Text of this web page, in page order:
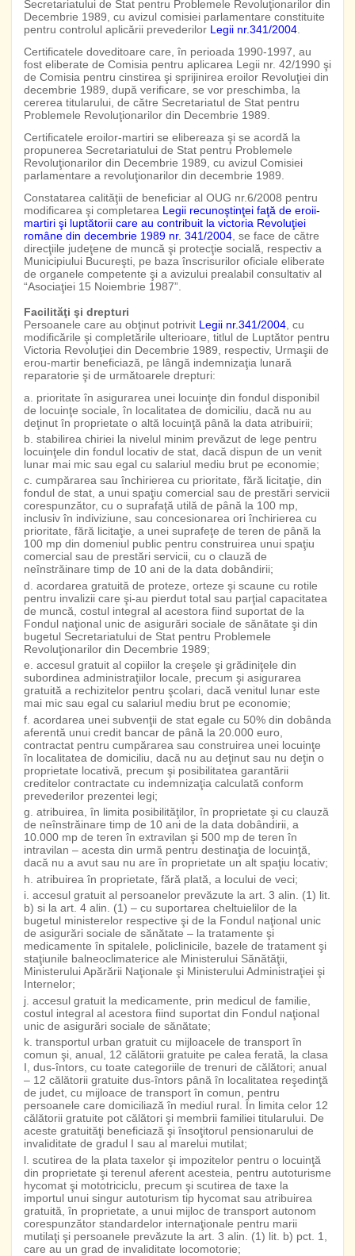
Secretariatului de Stat pentru Problemele Revoluţionarilor din
Decembrie 1989, cu avizul comisiei parlamentare constituite
pentru controlul aplicării prevederilor Legii nr.341/2004
Certificatele doveditoare care, în perioada 1990-1997, au
fost eliberate de Comisia pentru aplicarea Legii nr. 42/1990 şi
de Comisia pentru cinstirea şi sprijinirea eroilor Revoluţiei din
decembrie 1989, după verificare, se vor preschimba, la
cererea titularului, de către Secretariatul de Stat pentru
Problemele Revoluţionarilor din Decembrie 1989.
Certificatele eroilor-martiri se elibereaza şi se acordă la
propunerea Secretariatului de Stat pentru Problemele
Revoluţionarilor din Decembrie 1989, cu avizul Comisiei
parlamentare a revoluţionarilor din decembrie 1989.
Constatarea calităţii de beneficiar al OUG nr.6/2008 pentru
modificarea şi completarea Legii recunoştinţei faţă de eroii-
martiri şi luptătorii care au contribuit la victoria Revoluţiei
române din decembrie 1989 nr. 341/2004 , se face de către
direcţiile judeţene de muncă şi protecţie socială, respectiv a
Municipiului Bucureşti, pe baza înscrisurilor oficiale eliberate
de organele competente şi a avizului prealabil consultativ al
“Asociaţiei 15 Noiembrie 1987”.
Facilităţi şi drepturi
Persoanele care au obţinut potrivit Legii nr.341/2004 , cu
modificările şi completările ulterioare, titlul de Luptător pentru
Victoria Revoluţiei din Decembrie 1989, respectiv, Urmaşii de
erou-martir beneficiază, pe lângă indemnizaţia lunară
reparatorie şi de următoarele drepturi:
a. prioritate în asigurarea unei locuinţe din fondul disponibil
de locuinţe sociale, în localitatea de domiciliu, dacă nu au
deţinut în proprietate o altă locuinţă până la data atribuirii;
b. stabilirea chiriei la nivelul minim prevăzut de lege pentru
locuinţele din fondul locativ de stat, dacă dispun de un venit
lunar mai mic sau egal cu salariul mediu brut pe economie;
c. cumpărarea sau închirierea cu prioritate, fără licitaţie, din
fondul de stat, a unui spaţiu comercial sau de prestări servicii
corespunzător, cu o suprafaţă utilă de până la 100 mp,
inclusiv în indiviziune, sau concesionarea ori închirierea cu
prioritate, fără licitaţie, a unei suprafeţe de teren de până la
100 mp din domeniul public pentru construirea unui spaţiu
comercial sau de prestări servicii, cu o clauză de
neînstrăinare timp de 10 ani de la data dobândirii;
d. acordarea gratuită de proteze, orteze şi scaune cu rotile
pentru invalizii care şi-au pierdut total sau parţial capacitatea
de muncă, costul integral al acestora fiind suportat de la
Fondul naţional unic de asigurări sociale de sănătate şi din
bugetul Secretariatului de Stat pentru Problemele
Revoluţionarilor din Decembrie 1989;
e. accesul gratuit al copiilor la creşele şi grădiniţele din
subordinea administraţiilor locale, precum şi asigurarea
gratuită a rechizitelor pentru şcolari, dacă venitul lunar este
mai mic sau egal cu salariul mediu brut pe economie;
f. acordarea unei subvenţii de stat egale cu 50% din dobânda
aferentă unui credit bancar de până la 20.000 euro,
contractat pentru cumpărarea sau construirea unei locuinţe
în localitatea de domiciliu, dacă nu au deţinut sau nu deţin o
proprietate locativă, precum şi posibilitatea garantării
creditelor contractate cu indemnizaţia calculată conform
prevederilor prezentei legi;
g. atribuirea, în limita posibilităţilor, în proprietate şi cu clauză
de neînstrăinare timp de 10 ani de la data dobândirii, a
10.000 mp de teren în extravilan şi 500 mp de teren în
intravilan – acesta din urmă pentru destinaţia de locuinţă,
dacă nu a avut sau nu are în proprietate un alt spaţiu locativ;
h. atribuirea în proprietate, fără plată, a locului de veci;
i. accesul gratuit al persoanelor prevăzute la art. 3 alin. (1) lit.
b) si la art. 4 alin. (1) – cu suportarea cheltuielilor de la
bugetul ministerelor respective şi de la Fondul naţional unic
de asigurări sociale de sănătate – la tratamente şi
medicamente în spitalele, policlinicile, bazele de tratament şi
staţiunile balneoclimaterice ale Ministerului Sănătăţii,
Ministerului Apărării Naţionale şi Ministerului Administraţiei şi
Internelor;
j. accesul gratuit la medicamente, prin medicul de familie,
costul integral al acestora fiind suportat din Fondul naţional
unic de asigurări sociale de sănătate;
k. transportul urban gratuit cu mijloacele de transport în
comun şi, anual, 12 călătorii gratuite pe calea ferată, la clasa
I, dus-întors, cu toate categoriile de trenuri de călători; anual
– 12 călătorii gratuite dus-întors până în localitatea reşedinţă
de judet, cu mijloace de transport în comun, pentru
persoanele care domiciliază în mediul rural. În limita celor 12
călătorii gratuite pot călători şi membrii familiei titularului. De
aceste gratuităţi beneficiază şi însoţitorul pensionarului de
invaliditate de gradul I sau al marelui mutilat;
l. scutirea de la plata taxelor şi impozitelor pentru o locuinţă
din proprietate şi terenul aferent acesteia, pentru autoturisme
hycomat şi mototriciclu, precum şi scutirea de taxe la
importul unui singur autoturism tip hycomat sau atribuirea
gratuită, în proprietate, a unui mijloc de transport autonom
corespunzător standardelor internaţionale pentru marii
mutilaţi şi persoanele prevăzute la art. 3 alin. (1) lit. b) pct. 1,
care au un grad de invaliditate locomotorie;